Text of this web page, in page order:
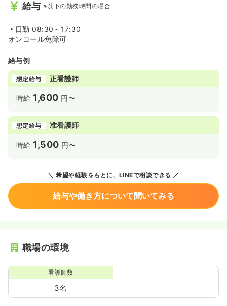
給与 ※以下の勤務時間の場合
日勤 08:30～17:30
オンコール免除可
給与例
想定給与 正看護師
時給 1,600 円〜
想定給与 准看護師
時給 1,500 円〜
希望や経験をもとに、LINEで相談できる
給与や働き方について聞いてみる
職場の環境
看護師数
3名